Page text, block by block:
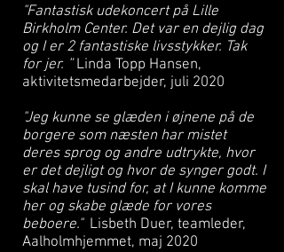
"Fantastisk udekoncert på Lille
Birkholm Center. Det var en dejlig dag
og I er 2 fantastiske livsstykker. Tak
for jer. ”Linda Topp Hansen,
aktivitetsmedarbejder, juli 2020
"Jeg kunne se glæden i øjnene på de
borgere som næsten har mistet
deres sprog og andre udtrykte, hvor
er det dejligt og hvor de synger godt. I
skal have tusind for, at I kunne komme
her og skabe glæde for vores
beboere."Lisbeth Duer, teamleder,
Aalholmhjemmet, maj 2020